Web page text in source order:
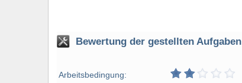
Bewertung der gestellten Aufgaben
Arbeitsbedingung: